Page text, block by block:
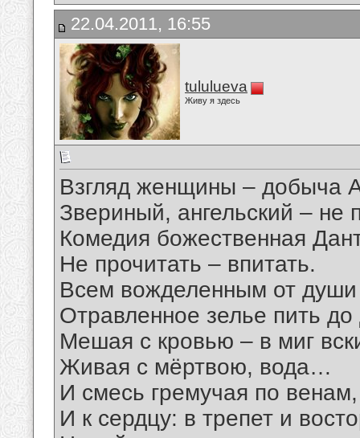
22.04.2011, 16:55
tululueva
Живу я здесь
Взгляд женщины – добыча
Звериный, ангельский – не
Комедия божественная
Не прочитать – впитать.
Всем вожделенным от души
Отравленное зелье пить до
Мешая с кровью – в миг
Живая с мёртвою, вода…
И смесь гремучая по венам,
И к сердцу: в трепет и